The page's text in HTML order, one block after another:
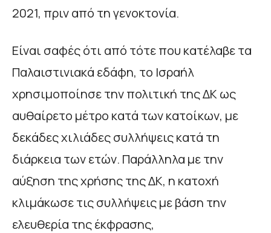
2021, πριν από τη γενοκτονία.
Είναι σαφές ότι από τότε που κατέλαβε τα
Παλαιστινιακά εδάφη, το Ισραήλ
χρησιμοποίησε την πολιτική της ΔΚ ως
αυθαίρετο μέτρο κατά των κατοίκων, με
δεκάδες χιλιάδες συλλήψεις κατά τη
διάρκεια των ετών. Παράλληλα με την
αύξηση της χρήσης της ΔΚ, η κατοχή
κλιμάκωσε τις συλλήψεις με βάση την
ελευθερία της έκφρασης,